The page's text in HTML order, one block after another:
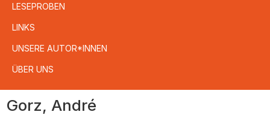
LESEPROBEN
LINKS
UNSERE AUTOR*INNEN
ÜBER UNS
zum
Gorz, André